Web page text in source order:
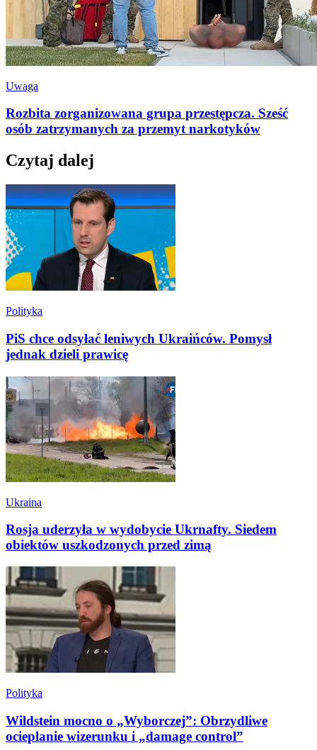
Uwaga
Rozbita zorganizowana grupa przestępcza. Sześć
osób zatrzymanych za przemyt narkotyków
Czytaj dalej
Polityka
PiS chce odsyłać leniwych Ukraińców. Pomysł
jednak dzieli prawicę
Ukraina
Rosja uderzyła w wydobycie Ukrnafty. Siedem
obiektów uszkodzonych przed zimą
Polityka
Wildstein mocno o „Wyborczej”: Obrzydliwe
ocieplanie wizerunku i „damage control”